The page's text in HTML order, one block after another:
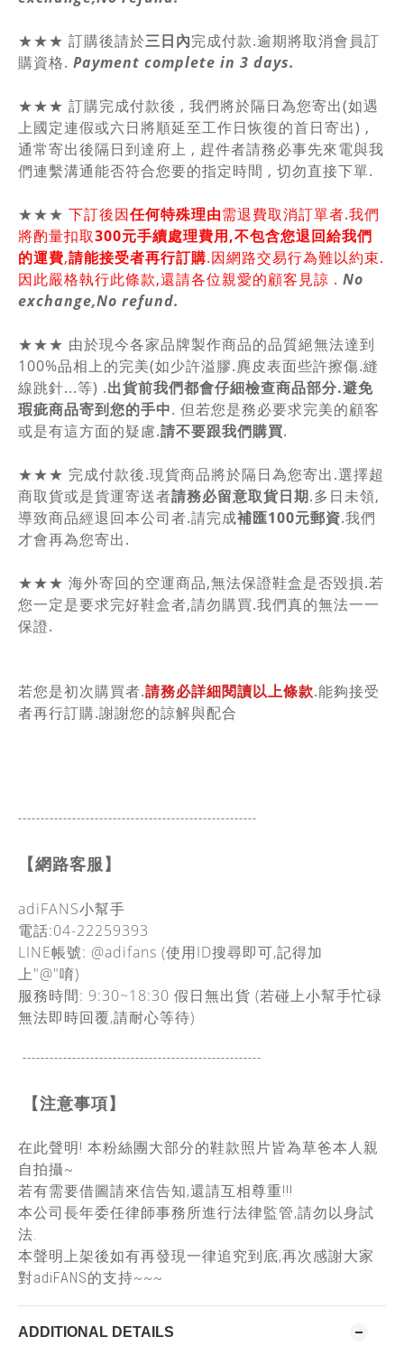
★★★ 訂購後請於三日內完成付款.逾期將取消會員訂
購資格. Payment complete in 3 days.
★★★ 訂購完成付款後 , 我們將於隔日為您寄出(如遇
上國定連假或六日將順延至工作日恢復的首日寄出) ,
通常寄出後隔日到達府上 , 趕件者請務必事先來電與我
們連繫溝通能否符合您要的指定時間 , 切勿直接下單.
★★★ 下訂後因任何特殊理由需退費取消訂單者.我們
將酌量扣取300元手續處理費用,不包含您退回給我們
的運費,請能接受者再行訂購.因網路交易行為難以約束.
因此嚴格執行此條款,還請各位親愛的顧客見諒 . No
exchange,No refund.
★★★ 由於現今各家品牌製作商品的品質絕無法達到
100%品相上的完美(如少許溢膠.麂皮表面些許擦傷.縫
線跳針...等) .出貨前我們都會仔細檢查商品部分.避免
瑕疵商品寄到您的手中. 但若您是務必要求完美的顧客
或是有這方面的疑慮.請不要跟我們購買.
★★★ 完成付款後.現貨商品將於隔日為您寄出.選擇超
商取貨或是貨運寄送者請務必留意取貨日期.多日未領,
導致商品經退回本公司者.請完成補匯100元郵資.我們
才會再為您寄出.
★★★ 海外寄回的空運商品,無法保證鞋盒是否毀損.若
您一定是要求完好鞋盒者,請勿購買.我們真的無法一一
保證.
若您是初次購買者.請務必詳細閱讀以上條款.能夠接受
者再行訂購.謝謝您的諒解與配合
-----------------------------------------------------
【網路客服】
adiFANS小幫手
電話:04-22259393
LINE帳號: @adifans (使用ID搜尋即可,記得加
上"@"唷)
服務時間: 9:30~18:30 假日無出貨 (若碰上小幫手忙碌
無法即時回覆,請耐心等待)
-----------------------------------------------------
【注意事項】
在此聲明! 本粉絲團大部分的鞋款照片皆為草爸本人親
自拍攝~
若有需要借圖請來信告知,還請互相尊重!!!
本公司長年委任律師事務所進行法律監管,請勿以身試
法.
本聲明上架後如有再發現一律追究到底,再次感謝大家
對adiFANS的支持~~~
ADDITIONAL DETAILS